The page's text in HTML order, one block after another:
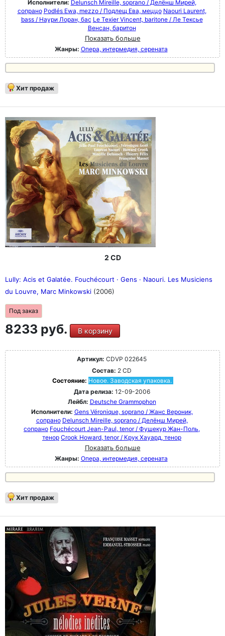
Исполнители: Delunsch Mireille, soprano / Делёнш Мирей,
сопрано Podlés Ewa, mezzo / Подлещ Ева, меццо Naouri Laurent,
bass / Наури Лоран, бас Le Texier Vincent, baritone / Ле Тексье
Венсан, баритон
Показать больше
Жанры: Опера, интермедия, серената
Хит продаж
2 CD
Lully: Acis et Galatée. Fouchécourt · Gens · Naouri. Les Musiciens
du Louvre, Marc Minkowski (2006)
Под заказ
8233 руб. В корзину
Артикул: CDVP 022645
Состав: 2 CD
Состояние: Новое. Заводская упаковка.
Дата релиза: 12-09-2006
Лейбл: Deutsche Grammophon
Исполнители: Gens Véronique, soprano / Жанс Вероник,
сопрано Delunsch Mireille, soprano / Делёнш Мирей,
сопрано Fouchécourt Jean-Paul, tenor / Фушекур Жан-Поль,
тенор Crook Howard, tenor / Крук Хауард, тенор
Показать больше
Жанры: Опера, интермедия, серената
Хит продаж